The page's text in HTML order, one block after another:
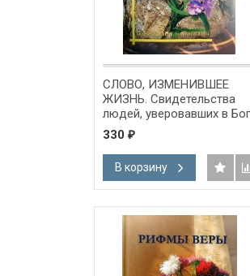
СЛОВО, ИЗМЕНИВШЕЕ
ЖИЗНЬ. Свидетельства
людей, уверовавших в
330 ₽
В корзину